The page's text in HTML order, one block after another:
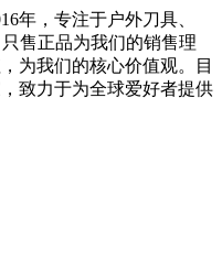
年，专注于户外刀具、
售正品为我们的销售理
为我们的核心价值观。目
致力于为全球爱好者提供